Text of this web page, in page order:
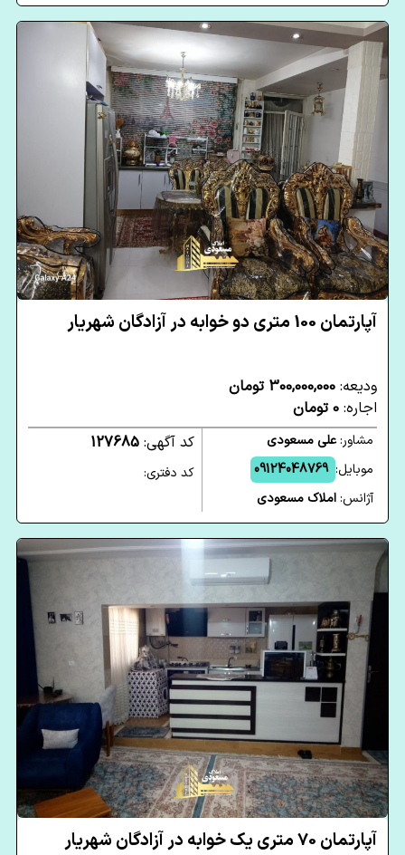
آپارتمان 100 متری دو خوابه در آزادگان شهریار
ودیعه: 300,000,000 تومان
اجاره: 0 تومان
مشاور:علی مسعودی
موبایل: 09124048769
آژانس:املاک مسعودی
کد آگهی: 127685
کد دفتری:
آپارتمان 70 متری یک خوابه در آزادگان شهریار